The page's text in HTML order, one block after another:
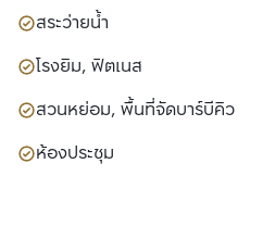
สระว่ายน้ำ
โรงยิม, ฟิตเนส
สวนหย่อม, พื้นที่จัดบาร์บีคิว
ห้องประชุม